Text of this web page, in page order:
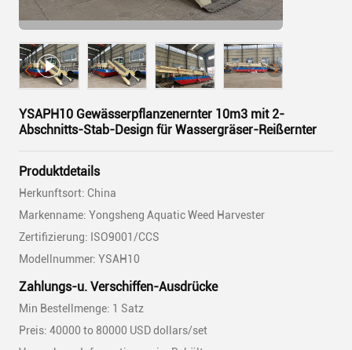
YSAPH10 Gewässerpflanzenernter 10m3 mit 2-
Abschnitts-Stab-Design für Wassergräser-Reißernter
Produktdetails
Herkunftsort: China
Markenname: Yongsheng Aquatic Weed Harvester
Zertifizierung: ISO9001/CCS
Modellnummer: YSAH10
Zahlungs-u. Verschiffen-Ausdrücke
Min Bestellmenge: 1 Satz
Preis: 40000 to 80000 USD dollars/set